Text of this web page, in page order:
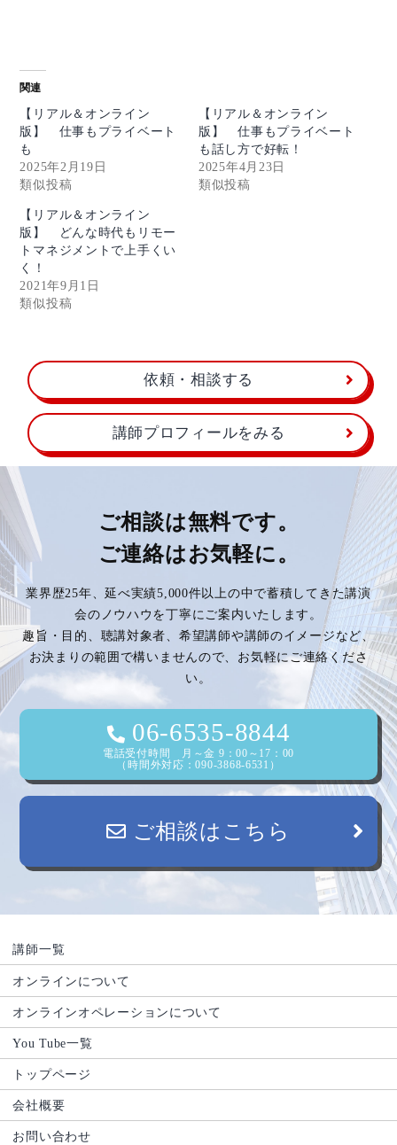
関連
【リアル＆オンライン
版】 仕事もプライベート
も
2025年2月19日
類似投稿
【リアル＆オンライン
版】 仕事もプライベート
も話し方で好転！
2025年4月23日
類似投稿
【リアル＆オンライン
版】 どんな時代もリモー
トマネジメントで上手くい
く！
2021年9月1日
類似投稿
依頼・相談する
講師プロフィールをみる
ご相談は無料です。
ご連絡はお気軽に。
業界歴25年、延べ実績5,000件以上の中で蓄積してきた講演
会のノウハウを丁寧にご案内いたします。
趣旨・目的、聴講対象者、希望講師や講師のイメージなど、
お決まりの範囲で構いませんので、お気軽にご連絡くださ
い。
06-6535-8844
電話受付時間 月～金 9：00～17：00
（時間外対応：090-3868-6531）
ご相談はこちら
講師一覧
オンラインについて
オンラインオペレーションについて
You Tube一覧
トップページ
会社概要
お問い合わせ